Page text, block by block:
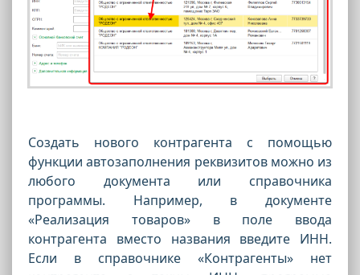
Создать нового контрагента с помощью
функции автозаполнения реквизитов можно из
любого документа или справочника
программы. Например, в документе
«Реализация товаров» в поле ввода
контрагента вместо названия введите ИНН.
Если в справочнике «Контрагенты» нет